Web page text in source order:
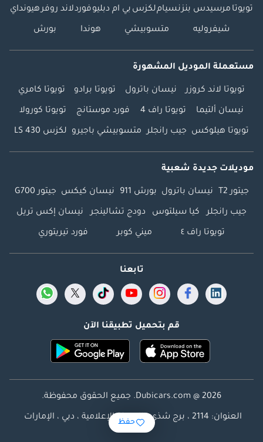
حفظ
تويوتا مرسيدس بنزنسياملكزس بي ام دبليوفوردلاند روفرهيونداي
شيفروليه متسوبيشي هوندا بورش
مستعملة الموديل المشهورة
تويوتا لاند كروزر نيسان باترول تويوتا برادو تويوتا كامري
نيسان ألتيما تويوتا راف 4 فورد موستانج تويوتا كورولا
تويوتا هيلوكس جيب رانجلر متسوبيشي باجيرو لكزس LS 430
موديلات جديدة شعبية
جيتور T2 نيسان باترول بورش 911 نيسان كيكس جيتور G700
جيب رانجلر كيا سيلتوس دودج تشالينجر نيسان إكس تريل
تويوتا راف ٤ ميني كوبر فورد تيريتوري
تابعنا
قم بتحميل تطبيقنا الآن
Dubicars.com @ 2026. جميع الحقوق محفوظة.
العنوان: 2114 ، برج شذى ، المدينة الإعلامية ، دبي ، الإمارات